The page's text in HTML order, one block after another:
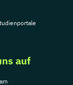
auf